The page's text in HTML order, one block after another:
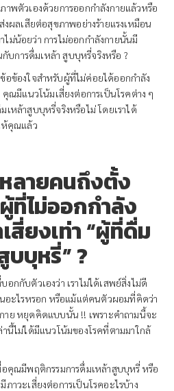
พตัวเองด้วยการออกกำลังกายแล้วหรือ
งผลเสียต่อสุขภาพอย่างร้ายแรงเหมือน
ม่น้อยว่า การไม่ออกกำลังกายนั้นมี
บการดื่มเหล้า สูบบุหรี่จริงหรือ ?
ข้องใจสำหรับผู้ที่ไม่ค่อยได้ออกกำลัง
คุณมีแนวโน้มเสี่ยงต่อการเป็นโรคต่าง ๆ
หล้าสูบบุหรี่จริงหรือไม่ โดยเราได้
ห้คุณแล้ว
หลายคนถึงตั้ง
ที่ไม่ออกกำลัง
สี่ยงเท่า “ผู้ที่ดื่ม
บบุหรี่” ?
กกับตัวเองว่า เราไม่ได้เสพย์สิ่งไม่ดี
นอะไรหรอก หรือแม้แต่คนตัวผอมที่คิดว่า
าย หยุดคิดแบบนั้น !! เพราะคำถามนี้จะ
นี้ไม่ได้มีแนวโน้มของโรคที่ตามมาใกล้
คุณมีพฤติกรรมการดื่มเหล้าสูบบุหรี่ หรือ
าวะเสี่ยงต่อการเป็นโรคอะไรบ้าง